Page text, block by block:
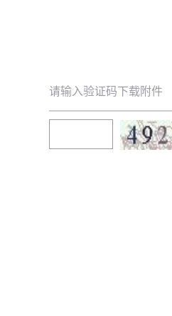
请输入验证码下载附件